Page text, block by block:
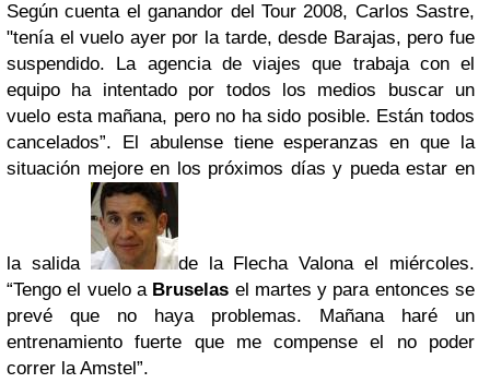
Según cuenta el ganandor del Tour 2008, Carlos Sastre,
"tenía el vuelo ayer por la tarde, desde Barajas, pero fue
suspendido. La agencia de viajes que trabaja con el
equipo ha intentado por todos los medios buscar un
vuelo esta mañana, pero no ha sido posible. Están todos
cancelados”. El abulense tiene esperanzas en que la
situación mejore en los próximos días y pueda estar en
la salida
de la Flecha Valona el miércoles.
“Tengo el vuelo a Bruselas el martes y para entonces se
prevé que no haya problemas. Mañana haré un
entrenamiento fuerte que me compense el no poder
correr la Amstel”.